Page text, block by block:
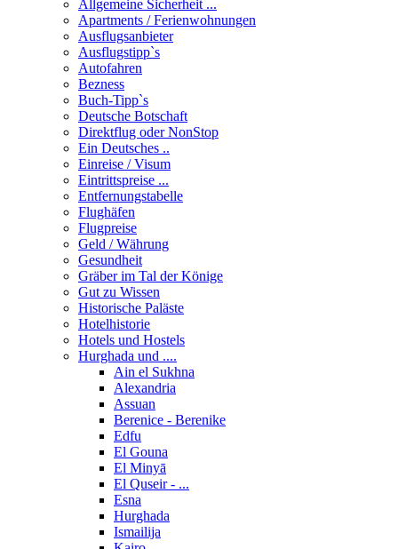
Allgemeine Sicherheit ...
Apartments / Ferienwohnungen
Ausflugsanbieter
Ausflugstipp`s
Autofahren
Bezness
Buch-Tipp`s
Deutsche Botschaft
Direktflug oder NonStop
Ein Deutsches ..
Einreise / Visum
Eintrittspreise ...
Entfernungstabelle
Flughäfen
Flugpreise
Geld / Währung
Gesundheit
Gräber im Tal der Könige
Gut zu Wissen
Historische Paläste
Hotelhistorie
Hotels und Hostels
Hurghada und ....
Ain el Sukhna
Alexandria
Assuan
Berenice - Berenike
Edfu
El Gouna
El Minyā
El Quseir - ...
Esna
Hurghada
Ismailija